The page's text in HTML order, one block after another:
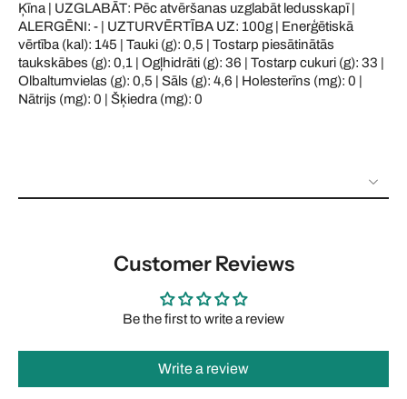
Ķīna | UZGLABĀT: Pēc atvēršanas uzglabāt ledusskapī |
ALERGĒNI: - | UZTURVĒRTĪBA UZ: 100g | Enerģētiskā
vērtība (kal): 145 | Tauki (g): 0,5 | Tostarp piesātinātās
taukskābes (g): 0,1 | Ogļhidrāti (g): 36 | Tostarp cukuri (g): 33 |
Olbaltumvielas (g): 0,5 | Sāls (g): 4,6 | Holesterīns (mg): 0 |
Nātrijs (mg): 0 | Šķiedra (mg): 0
Customer Reviews
Be the first to write a review
Write a review